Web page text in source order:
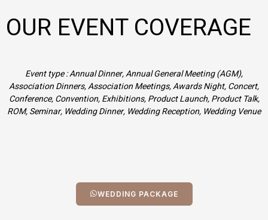
OUR EVENT COVERAGE
Event type : Annual Dinner, Annual General Meeting (AGM),
Association Dinners, Association Meetings, Awards Night, Concert,
Conference, Convention, Exhibitions, Product Launch, Product Talk,
ROM, Seminar, Wedding Dinner, Wedding Reception, Wedding Venue
WEDDING PACKAGE